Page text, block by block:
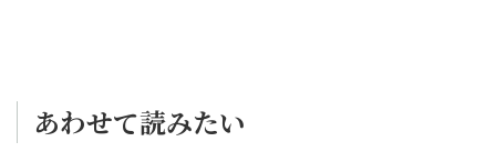
あわせて読みたい